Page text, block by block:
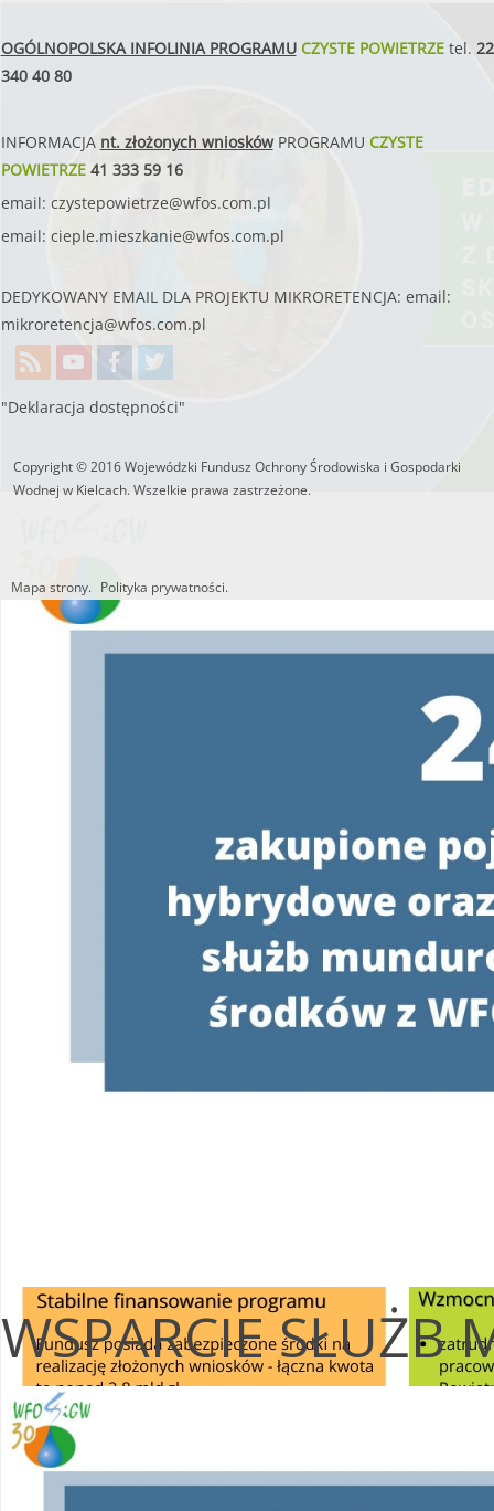
WSPARCIE SŁUŻB
OGÓLNOPOLSKA INFOLINIA PROGRAMUCZYSTE POWIETRZEtel. 22
340 40 80
INFORMACJA nt. złożonych wnioskówPROGRAMU CZYSTE
POWIETRZE41 333 59 16
email: czystepowietrze@wfos.com.pl
email: cieple.mieszkanie@wfos.com.pl
DEDYKOWANY EMAIL DLA PROJEKTU MIKRORETENCJA: email:
mikroretencja@wfos.com.pl
"Deklaracja dostępności"
Copyright © 2016 Wojewódzki Fundusz Ochrony Środowiska i Gospodarki
Wodnej w Kielcach. Wszelkie prawa zastrzeżone.
Mapa strony. Polityka prywatności.